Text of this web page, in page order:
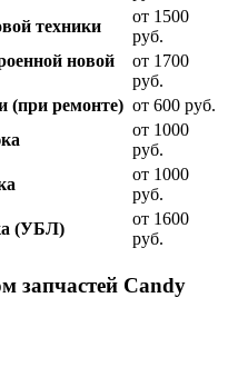
техники
от 1500
руб.
новой
от 1700
руб.
(при ремонте) от 600 руб.
от 1000
руб.
от 1000
руб.
(УБЛ)
от 1600
руб.
запчастей Candy